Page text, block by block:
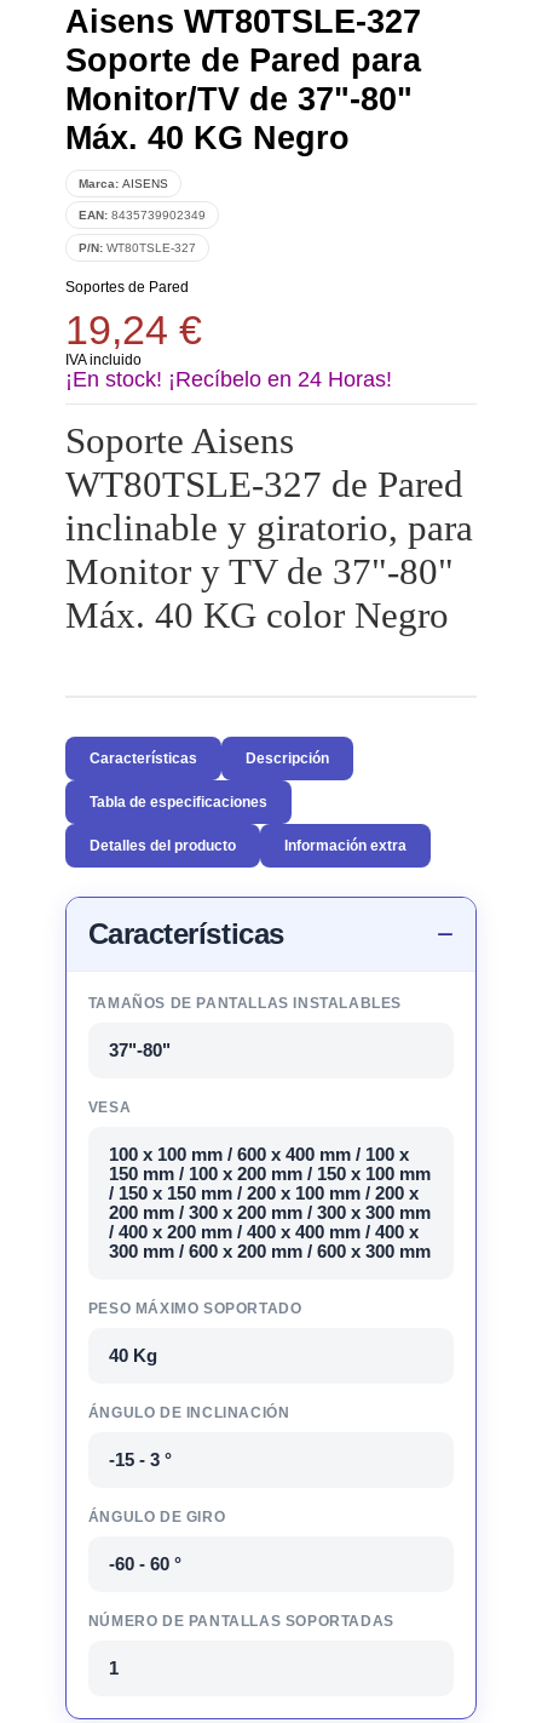
Aisens WT80TSLE-327
Soporte de Pared para
Monitor/TV de 37"-80"
Máx. 40 KG Negro
Marca: AISENS
EAN: 8435739902349
P/N: WT80TSLE-327
Soportes de Pared
19,24 €
IVA incluido
¡En stock! ¡Recíbelo en 24 Horas!
Soporte Aisens
WT80TSLE-327 de Pared
inclinable y giratorio, para
Monitor y TV de 37"-80"
Máx. 40 KG color Negro
Características Descripción
Tabla de especificaciones
Detalles del producto Información extra
Características
TAMAÑOS DE PANTALLAS INSTALABLES
37"-80"
VESA
100 x 100 mm / 600 x 400 mm / 100 x
150 mm / 100 x 200 mm / 150 x 100 mm
/ 150 x 150 mm / 200 x 100 mm / 200 x
200 mm / 300 x 200 mm / 300 x 300 mm
/ 400 x 200 mm / 400 x 400 mm / 400 x
300 mm / 600 x 200 mm / 600 x 300 mm
PESO MÁXIMO SOPORTADO
40 Kg
ÁNGULO DE INCLINACIÓN
-15 - 3 °
ÁNGULO DE GIRO
-60 - 60 °
NÚMERO DE PANTALLAS SOPORTADAS
1